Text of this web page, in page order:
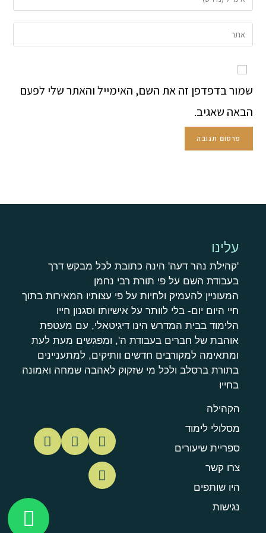
שמור בדפדפן זה את השם, האימייל והאתר שלי לפעם
הבאה שאגיב.
עלינו
'קהילת נהר דעה' הינה כתובת לכל מבקש דרך
בעבודת השם על פי תורת רבי נחמן
המעוניין להעמיק ולחיות על פי עצותיו המאירות בתוך
חיי היום יום- בלי לוותר על אישיותו וסגנון חייו
הלימוד בבית המדרש הינו דיגיטאלי, עם מעטפת
אוהבת של חברים בעבודת ה', ומפגשים מעת לעת
ומתאימה למקורבים חדשים וותיקים, למתעניינים
בתורת ברסלב ולכל מי שזקוק לאהבה שמחה ואמונה
בחייו
הקהילה
מסלולי לימוד
ספריית שיעורים
צרו קשר
היו שותפים
נגישות